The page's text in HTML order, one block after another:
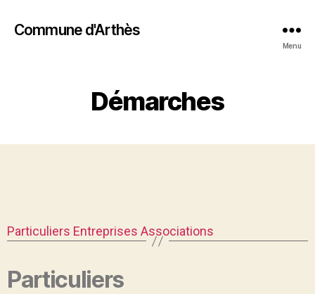
Commune d'Arthès
Menu
Démarches
Particuliers Entreprises Associations
Particuliers